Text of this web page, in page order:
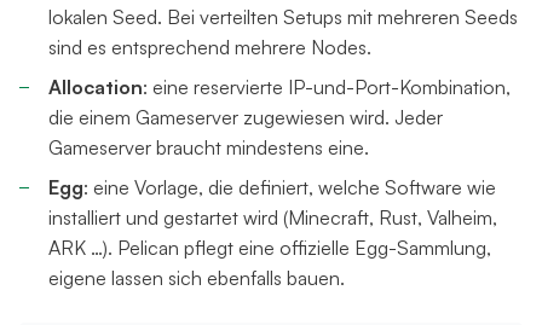
lokalen Seed. Bei verteilten Setups mit mehreren Seeds
sind es entsprechend mehrere Nodes.
Allocation: eine reservierte IP-und-Port-Kombination,
die einem Gameserver zugewiesen wird. Jeder
Gameserver braucht mindestens eine.
Egg: eine Vorlage, die definiert, welche Software wie
installiert und gestartet wird (Minecraft, Rust, Valheim,
ARK …). Pelican pflegt eine offizielle Egg-Sammlung,
eigene lassen sich ebenfalls bauen.